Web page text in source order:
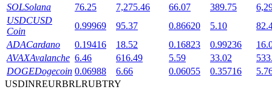
เงินกู้
บริการยืมเงินที่ได้รับการสนับสนุนจาก Crypto
SOLSolana 76.25 7,275.46 66.07 389.75
USDCUSD
Coin
0.99969 95.37 0.86620 5.10
ADACardano 0.19416 18.52 0.16823 0.99236
AVAXAvalanche 6.46 616.49 5.59 33.02
DOGEDogecoin 0.06988 6.66 0.06055 0.35716
USDINREURBRLRUBTRY